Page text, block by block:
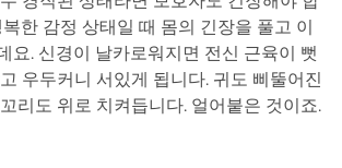
한 감정 상태일 때 몸의 긴장을 풀고 이
요. 신경이 날카로워지면 전신 근육이 뻣
우두커니 서있게 됩니다. 귀도 삐뚤어진
리도 위로 치켜듭니다. 얼어붙은 것이죠.